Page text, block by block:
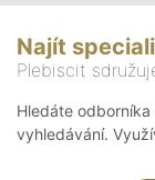
Najít
Plebiscit
Hledáte odborníka
vyhledávání.